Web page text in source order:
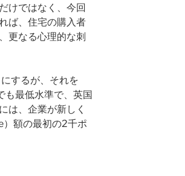
けではなく、今回
ば、住宅の購入者
更なる心理的な刺
するが、それを
最低水準で、英国
は、企業が新しく
額の最初の2千ポ